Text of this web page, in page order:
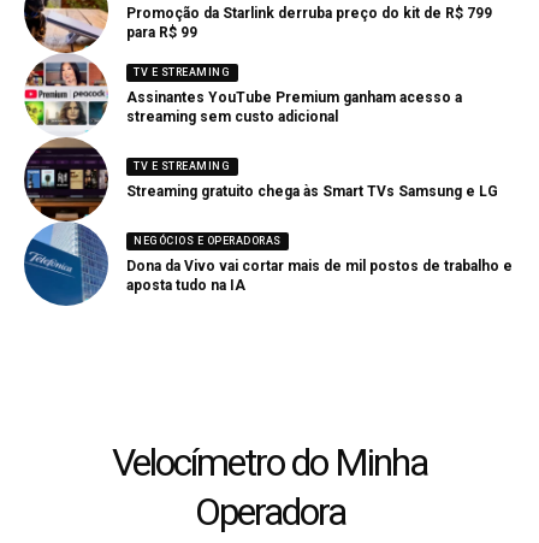
Promoção da Starlink derruba preço do kit de R$ 799
para R$ 99
TV E STREAMING
Assinantes YouTube Premium ganham acesso a
streaming sem custo adicional
TV E STREAMING
Streaming gratuito chega às Smart TVs Samsung e LG
NEGÓCIOS E OPERADORAS
Dona da Vivo vai cortar mais de mil postos de trabalho e
aposta tudo na IA
Velocímetro do Minha
Operadora